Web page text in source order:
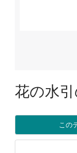
花の水
この